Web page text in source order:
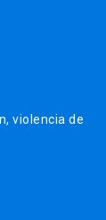
violencia de